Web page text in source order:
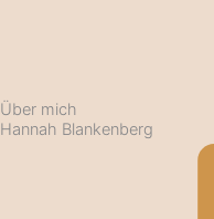
Über mich
Hannah Blankenberg